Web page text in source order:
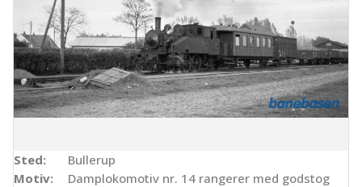
Sted:
Bullerup
Motiv:
Damplokomotiv nr. 14 rangerer med godstog